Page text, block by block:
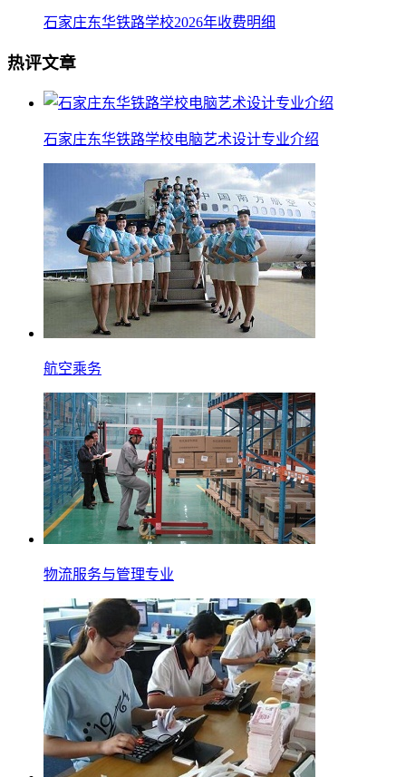
石家庄东华铁路学校2026年收费明细
热评文章
石家庄东华铁路学校电脑艺术设计专业介绍
航空乘务
物流服务与管理专业